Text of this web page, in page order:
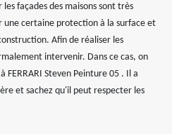
façades des maisons sont très
une certaine protection à la surface et
Afin de réaliser les
intervenir. Dans ce cas, on
FERRARI Steven Peinture 05 . Il a
et sachez qu'il peut respecter les